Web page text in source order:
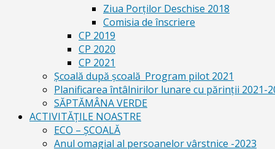
Ziua Porților Deschise 2018
Comisia de înscriere
CP 2019
CP 2020
CP 2021
Școală după școală_Program pilot 2021
Planificarea întâlnirilor lunare cu părinții 2021-
SĂPTĂMÂNA VERDE
ACTIVITĂȚILE NOASTRE
ECO – ŞCOALĂ
Anul omagial al persoanelor vârstnice -2023